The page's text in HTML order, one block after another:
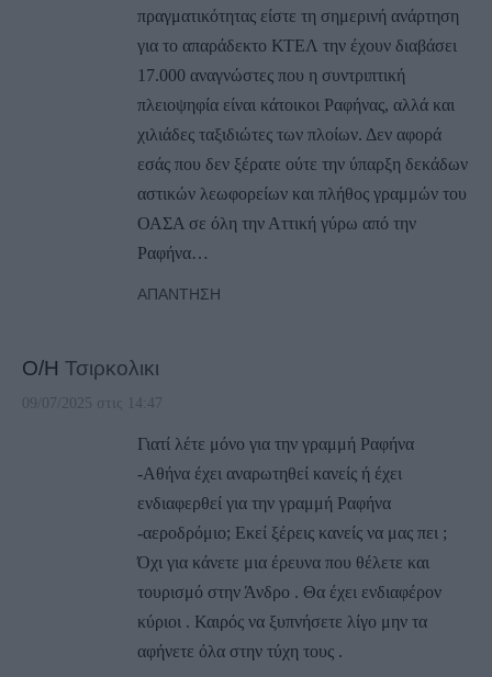
πραγματικότητας είστε τη σημερινή ανάρτηση
για το απαράδεκτο ΚΤΕΛ την έχουν διαβάσει
17.000 αναγνώστες που η συντριπτική
πλειοψηφία είναι κάτοικοι Ραφήνας, αλλά και
χιλιάδες ταξιδιώτες των πλοίων. Δεν αφορά
εσάς που δεν ξέρατε ούτε την ύπαρξη δεκάδων
αστικών λεωφορείων και πλήθος γραμμών του
ΟΑΣΑ σε όλη την Αττική γύρω από την
Ραφήνα…
ΑΠΆΝΤΗΣΗ
Ο/Η Τσιρκολικι
09/07/2025 στις 14:47
Γιατί λέτε μόνο για την γραμμή Ραφήνα
-Αθήνα έχει αναρωτηθεί κανείς ή έχει
ενδιαφερθεί για την γραμμή Ραφήνα
-αεροδρόμιο; Εκεί ξέρεις κανείς να μας πει ;
Όχι για κάνετε μια έρευνα που θέλετε και
τουρισμό στην Άνδρο . Θα έχει ενδιαφέρον
κύριοι . Καιρός να ξυπνήσετε λίγο μην τα
αφήνετε όλα στην τύχη τους .